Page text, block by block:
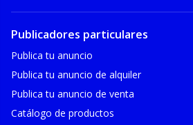
Publicadores particulares
Publica tu anuncio
Publica tu anuncio de alquiler
Publica tu anuncio de venta
Catálogo de productos